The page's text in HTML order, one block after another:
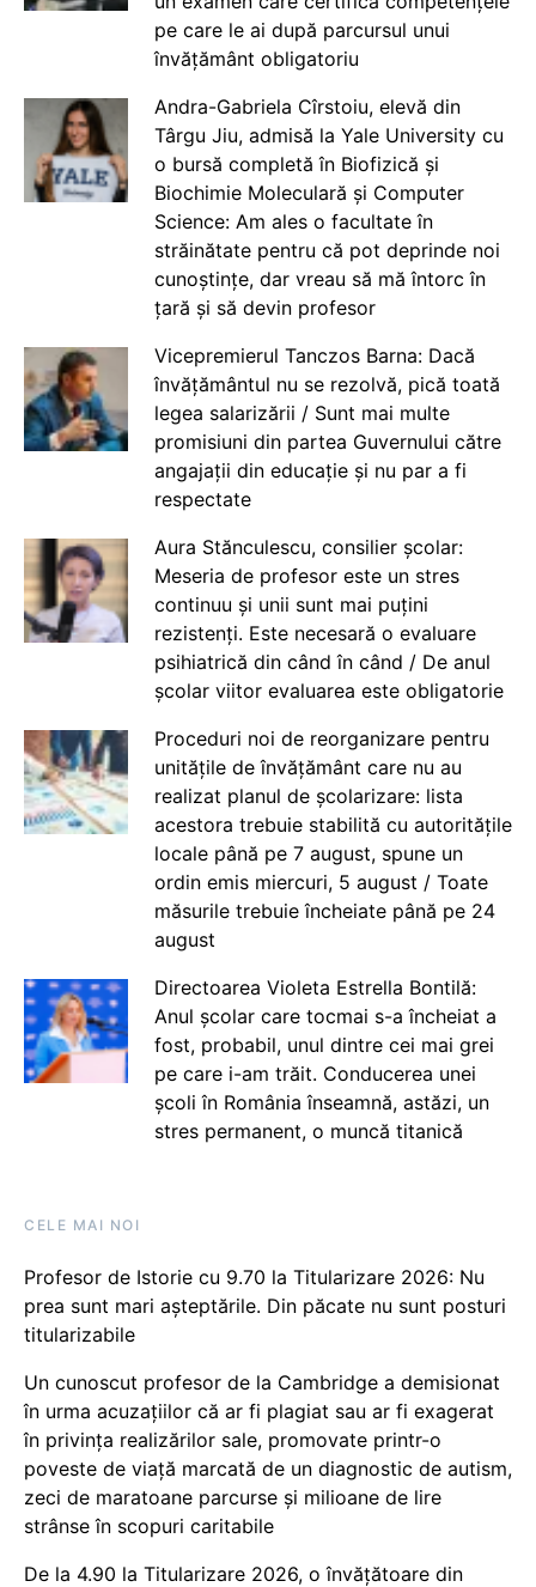
pe care le ai după parcursul unui
învățământ obligatoriu
Andra-Gabriela Cîrstoiu, elevă din
Târgu Jiu, admisă la Yale University cu
o bursă completă în Biofizică și
Biochimie Moleculară și Computer
Science: Am ales o facultate în
străinătate pentru că pot deprinde noi
cunoștințe, dar vreau să mă întorc în
țară și să devin profesor
Vicepremierul Tanczos Barna: Dacă
învățământul nu se rezolvă, pică toată
legea salarizării / Sunt mai multe
promisiuni din partea Guvernului către
angajații din educație și nu par a fi
respectate
Aura Stănculescu, consilier școlar:
Meseria de profesor este un stres
continuu și unii sunt mai puțini
rezistenți. Este necesară o evaluare
psihiatrică din când în când / De anul
școlar viitor evaluarea este obligatorie
Proceduri noi de reorganizare pentru
unitățile de învățământ care nu au
realizat planul de școlarizare: lista
acestora trebuie stabilită cu autoritățile
locale până pe 7 august, spune un
ordin emis miercuri, 5 august / Toate
măsurile trebuie încheiate până pe 24
august
Directoarea Violeta Estrella Bontilă:
Anul școlar care tocmai s-a încheiat a
fost, probabil, unul dintre cei mai grei
pe care i-am trăit. Conducerea unei
școli în România înseamnă, astăzi, un
stres permanent, o muncă titanică
CELE MAI NOI
Profesor de Istorie cu 9.70 la Titularizare 2026: Nu
prea sunt mari așteptările. Din păcate nu sunt posturi
titularizabile
Un cunoscut profesor de la Cambridge a demisionat
în urma acuzațiilor că ar fi plagiat sau ar fi exagerat
în privința realizărilor sale, promovate printr-o
poveste de viață marcată de un diagnostic de autism,
zeci de maratoane parcurse și milioane de lire
strânse în scopuri caritabile
De la 4.90 la Titularizare 2026, o învățătoare din